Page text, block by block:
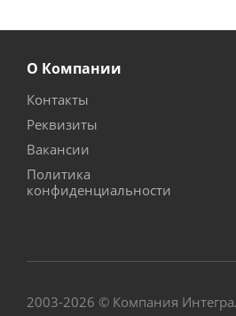
О Компании
Контакты
Реквизиты
Вакансии
Политика
конфиденциальности
2003-2026 © Компания